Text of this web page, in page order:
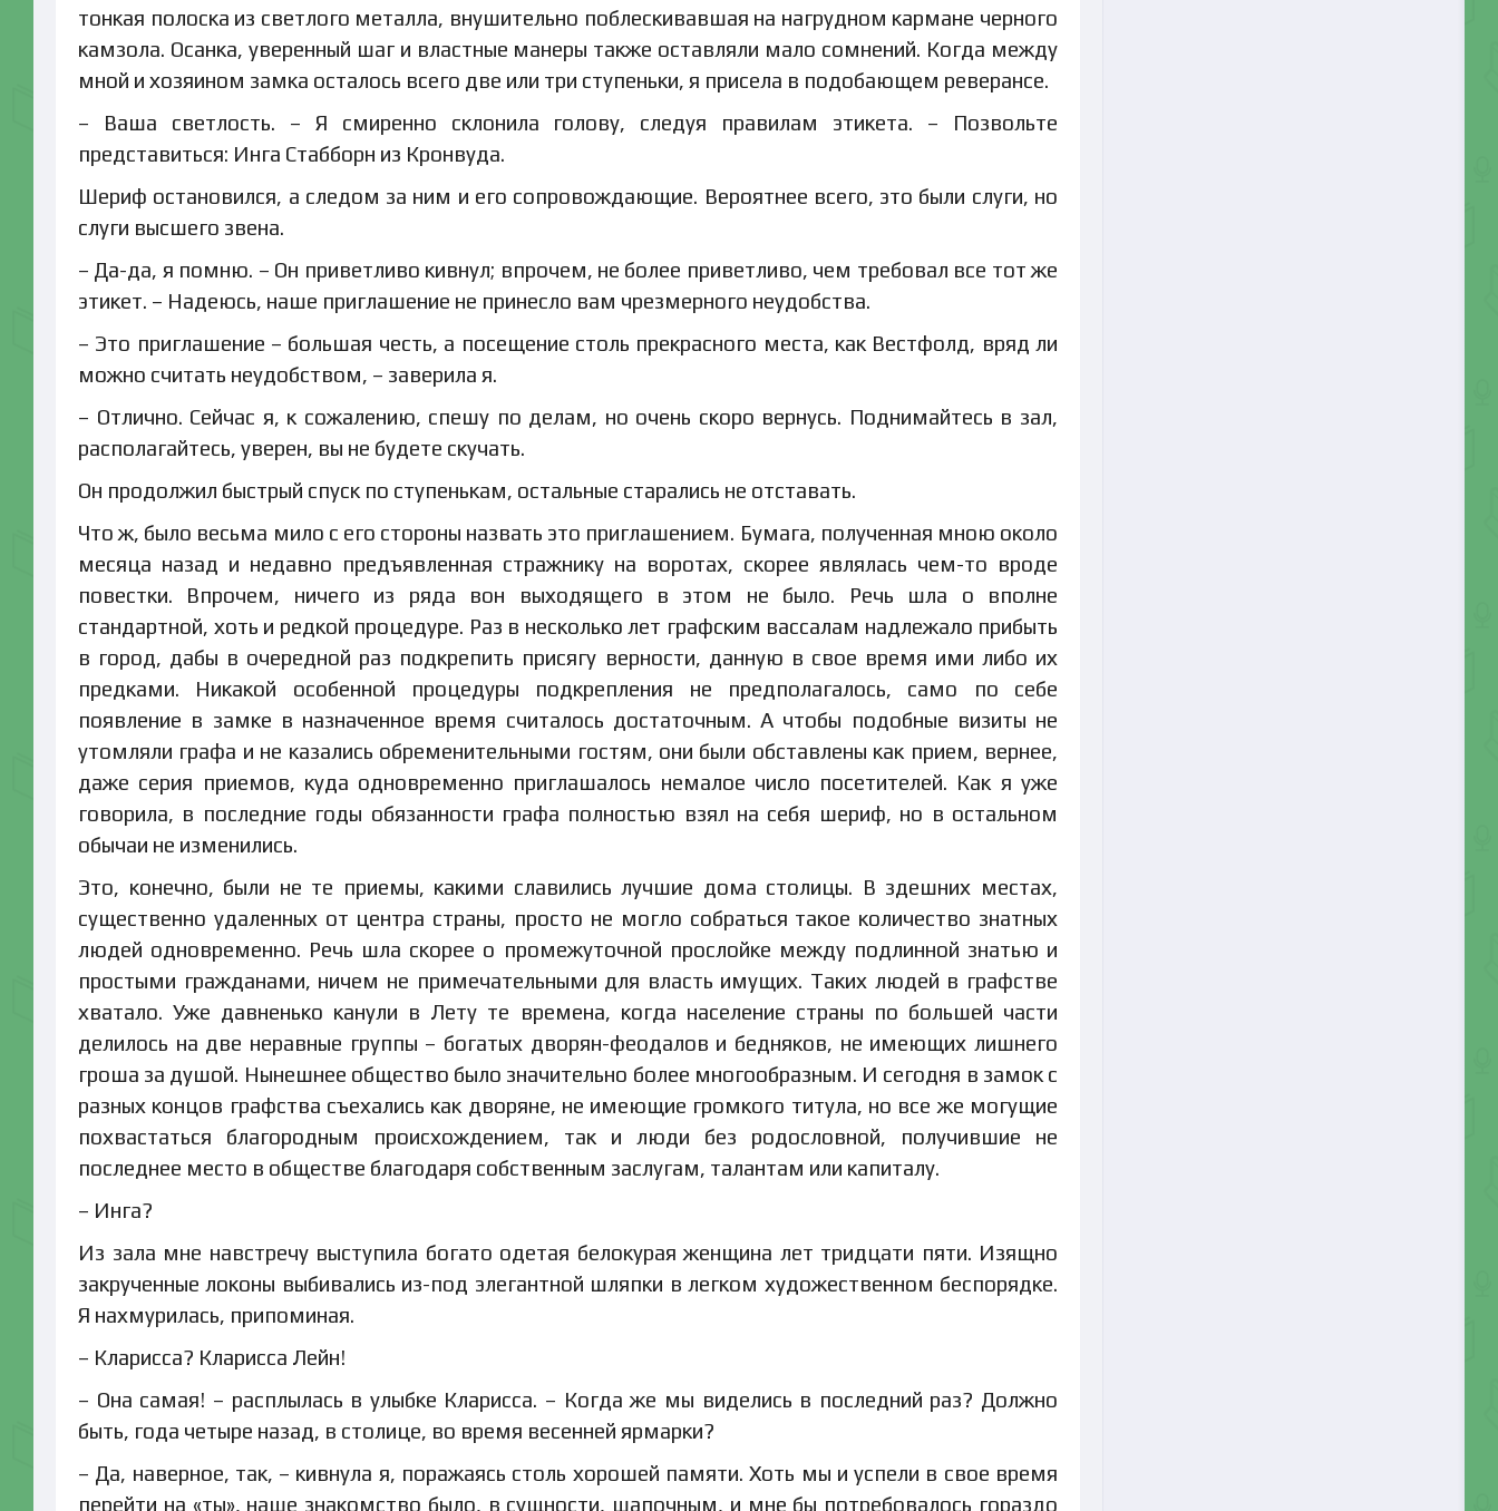
тонкая полоска из светлого металла, внушительно поблескивавшая на нагрудном кармане черного
камзола. Осанка, уверенный шаг и властные манеры также оставляли мало сомнений. Когда между
мной и хозяином замка осталось всего две или три ступеньки, я присела в подобающем реверансе.
– Ваша светлость. – Я смиренно склонила голову, следуя правилам этикета. – Позвольте
представиться: Инга Стабборн из Кронвуда.
Шериф остановился, а следом за ним и его сопровождающие. Вероятнее всего, это были слуги, но
слуги высшего звена.
– Да-да, я помню. – Он приветливо кивнул; впрочем, не более приветливо, чем требовал все тот же
этикет. – Надеюсь, наше приглашение не принесло вам чрезмерного неудобства.
– Это приглашение – большая честь, а посещение столь прекрасного места, как Вестфолд, вряд ли
можно считать неудобством, – заверила я.
– Отлично. Сейчас я, к сожалению, спешу по делам, но очень скоро вернусь. Поднимайтесь в зал,
располагайтесь, уверен, вы не будете скучать.
Он продолжил быстрый спуск по ступенькам, остальные старались не отставать.
Что ж, было весьма мило с его стороны назвать это приглашением. Бумага, полученная мною около
месяца назад и недавно предъявленная стражнику на воротах, скорее являлась чем-то вроде
повестки. Впрочем, ничего из ряда вон выходящего в этом не было. Речь шла о вполне
стандартной, хоть и редкой процедуре. Раз в несколько лет графским вассалам надлежало прибыть
в город, дабы в очередной раз подкрепить присягу верности, данную в свое время ими либо их
предками. Никакой особенной процедуры подкрепления не предполагалось, само по себе
появление в замке в назначенное время считалось достаточным. А чтобы подобные визиты не
утомляли графа и не казались обременительными гостям, они были обставлены как прием, вернее,
даже серия приемов, куда одновременно приглашалось немалое число посетителей. Как я уже
говорила, в последние годы обязанности графа полностью взял на себя шериф, но в остальном
обычаи не изменились.
Это, конечно, были не те приемы, какими славились лучшие дома столицы. В здешних местах,
существенно удаленных от центра страны, просто не могло собраться такое количество знатных
людей одновременно. Речь шла скорее о промежуточной прослойке между подлинной знатью и
простыми гражданами, ничем не примечательными для власть имущих. Таких людей в графстве
хватало. Уже давненько канули в Лету те времена, когда население страны по большей части
делилось на две неравные группы – богатых дворян-феодалов и бедняков, не имеющих лишнего
гроша за душой. Нынешнее общество было значительно более многообразным. И сегодня в замок с
разных концов графства съехались как дворяне, не имеющие громкого титула, но все же могущие
похвастаться благородным происхождением, так и люди без родословной, получившие не
последнее место в обществе благодаря собственным заслугам, талантам или капиталу.
– Инга?
Из зала мне навстречу выступила богато одетая белокурая женщина лет тридцати пяти. Изящно
закрученные локоны выбивались из-под элегантной шляпки в легком художественном беспорядке.
Я нахмурилась, припоминая.
– Кларисса? Кларисса Лейн!
– Она самая! – расплылась в улыбке Кларисса. – Когда же мы виделись в последний раз? Должно
быть, года четыре назад, в столице, во время весенней ярмарки?
– Да, наверное, так, – кивнула я, поражаясь столь хорошей памяти. Хоть мы и успели в свое время
перейти на «ты», наше знакомство было, в сущности, шапочным, и мне бы потребовалось гораздо